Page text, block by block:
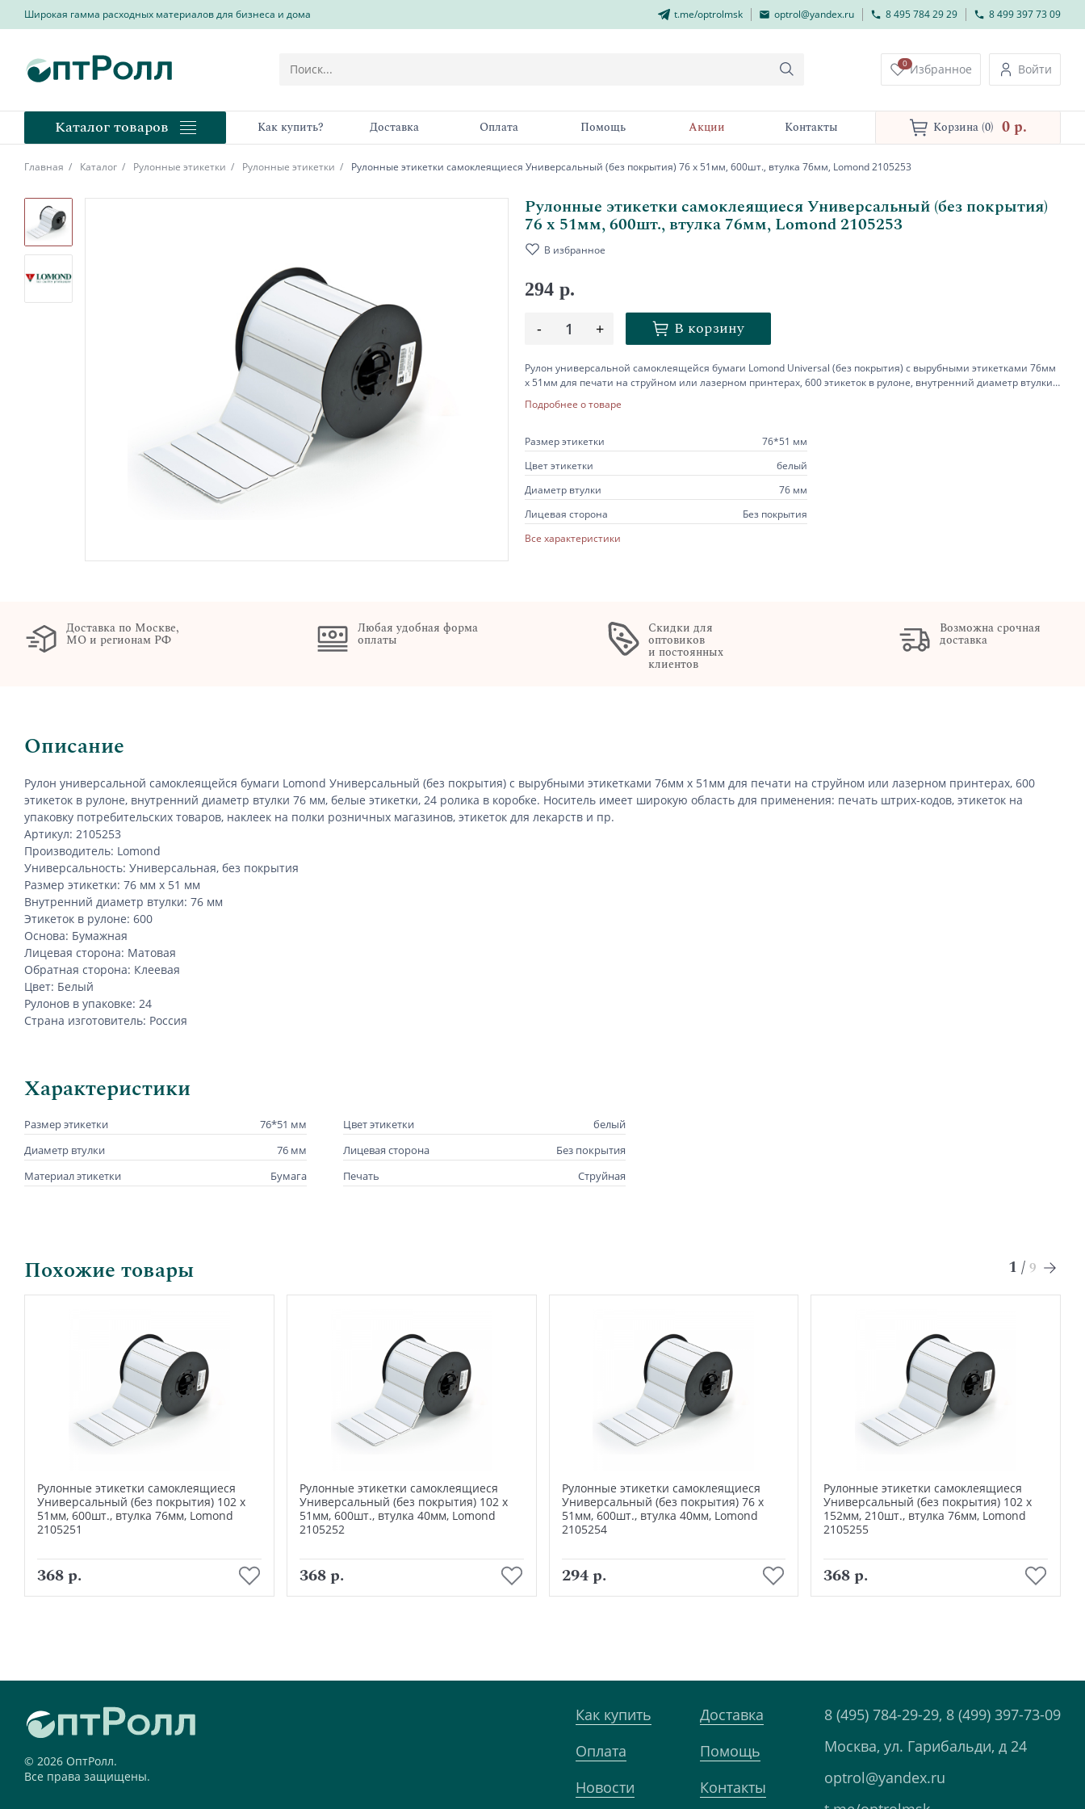
Широкая гамма расходных материалов для бизнеса и дома t.me/optrolmsk optrol@yandex.ru 8 495 784 29 29 8 499 397 73 09
0 Избранное Войти
Каталог товаров Как купить? Доставка Оплата Помощь Акции Контакты Корзина (0) 0 p.
Главная Каталог Рулонные этикетки Рулонные этикетки Рулонные этикетки самоклеящиеся Универсальный (без покрытия) 76 х 51мм, 600шт., втулка 76мм, Lomond 2105253
Рулонные этикетки самоклеящиеся Универсальный (без покрытия)
76 х 51мм, 600шт., втулка 76мм, Lomond 2105253
В избранное
294 р.
- 1 + В корзину
Рулон универсальной самоклеящейся бумаги Lomond Universal (без покрытия) с вырубными этикетками 76мм
х 51мм для печати на струйном или лазерном принтерах, 600 этикеток в рулоне, внутренний диаметр втулки
Подробнее о товаре
Размер этикетки
76*51 мм
Цвет этикетки
белый
Диаметр втулки
76 мм
Лицевая сторона
Без покрытия
Все характеристики
Доставка по Москве,
МО и регионам РФ
Любая удобная форма
оплаты
Скидки для
оптовиков
и постоянных
клиентов
Возможна срочная
доставка
Описание
Рулон универсальной самоклеящейся бумаги Lomond Универсальный (без покрытия) с вырубными этикетками 76мм х 51мм для печати на струйном или лазерном принтерах, 600
этикеток в рулоне, внутренний диаметр втулки 76 мм, белые этикетки, 24 ролика в коробке. Носитель имеет широкую область для применения: печать штрих-кодов, этикеток на
упаковку потребительских товаров, наклеек на полки розничных магазинов, этикеток для лекарств и пр.
Артикул: 2105253
Производитель: Lomond
Универсальность: Универсальная, без покрытия
Размер этикетки: 76 мм х 51 мм
Внутренний диаметр втулки: 76 мм
Этикеток в рулоне: 600
Основа: Бумажная
Лицевая сторона: Матовая
Обратная сторона: Клеевая
Цвет: Белый
Рулонов в упаковке: 24
Страна изготовитель: Россия
Характеристики
Размер этикетки 76*51 мм Цвет этикетки
белый
Диаметр втулки
76 мм Лицевая сторона
Без покрытия
Материал этикетки
Бумага Печать Струйная
Похожие товары 1 / 9
Рулонные этикетки самоклеящиеся
Универсальный (без покрытия) 102 х
51мм, 600шт., втулка 76мм, Lomond
2105251
368 р.
Рулонные этикетки самоклеящиеся
Универсальный (без покрытия) 102 х
51мм, 600шт., втулка 40мм, Lomond
2105252
368 р.
Рулонные этикетки самоклеящиеся
Универсальный (без покрытия) 76 х
51мм, 600шт., втулка 40мм, Lomond
2105254
294 р.
Рулонные этикетки самоклеящиеся
Универсальный (без покрытия) 102 х
152мм, 210шт., втулка 76мм, Lomond
2105255
368 р.
© 2026 ОптРолл.
Все права защищены.
Как купить
Доставка
Оплата
Помощь
Новости
Контакты
8 (495) 784-29-29, 8 (499) 397-73-09
Москва, ул. Гарибальди, д 24
optrol@yandex.ru